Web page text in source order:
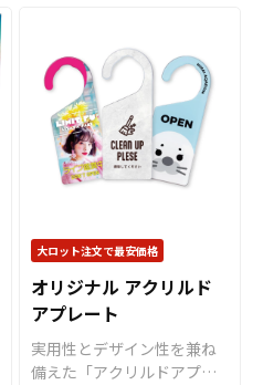
真やイラストも鮮やかな発
色で仕上がります。超音波
圧着なので溶着部分にも印
刷でき、溶着部分も含めた
全面印刷が可能です。イラ
ストやロゴを大きく印刷し
てエンドユーザーにアピー
リアファイルは様々なシー
ンで活躍します！例えば、
会社・店舗情報やメイン商
材を印刷することで、優秀
な販促ツールとなります。
キャラクターグッズやノベ
ルティ、企業・観光地PR、
大ロット注文で最安価格
オリジナル アクリルド
アプレート
実用性とデザイン性を兼ね
備えた「アクリルドアプレ